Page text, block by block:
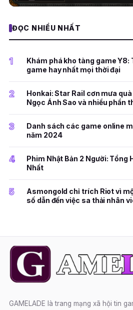
ĐỌC NHIỀU NHẤT
1
Khám phá kho tàng game Y8:
game hay nhất mọi thời đại
2
Honkai: Star Rail cơn mưa
Ngọc Ánh Sao và nhiều phần
3
Danh sách các game online
năm 2024
4
Phim Nhật Bản 2 Người: Tổng
Nhất
5
Asmongold chỉ trích Riot vì
số dẫn đến việc sa thải nhân
GAMELADE là trang mạng xã hội tin